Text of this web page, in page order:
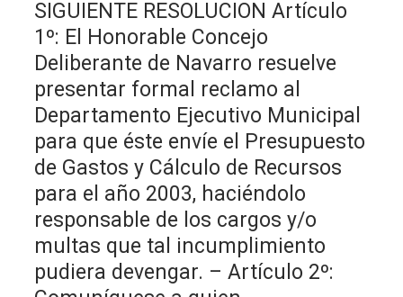
SIGUIENTE RESOLUCION Artículo
1º: El Honorable Concejo
Deliberante de Navarro resuelve
presentar formal reclamo al
Departamento Ejecutivo Municipal
para que éste envíe el Presupuesto
de Gastos y Cálculo de Recursos
para el año 2003, haciéndolo
responsable de los cargos y/o
multas que tal incumplimiento
pudiera devengar. – Artículo 2º: